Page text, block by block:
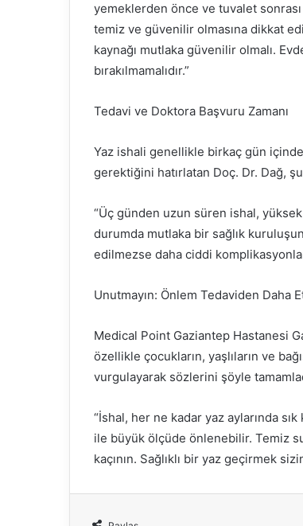
yemeklerden önce ve tuvalet
temiz ve güvenilir olmasına dikkat
kaynağı mutlaka güvenilir olmalı.
bırakılmamalıdır.”
Tedavi ve Doktora Başvuru Zamanı
Yaz ishali genellikle birkaç gün
gerektiğini hatırlatan Doç. Dr. Dağ,
“Üç günden uzun süren ishal,
durumda mutlaka bir sağlık
edilmezse daha ciddi
Unutmayın: Önlem Tedaviden Daha
Medical Point Gaziantep Hastanesi
özellikle çocukların, yaşlıların ve
vurgulayarak sözlerini şöyle
“İshal, her ne kadar yaz aylarında
ile büyük ölçüde önlenebilir. Temiz
kaçının. Sağlıklı bir yaz geçirmek